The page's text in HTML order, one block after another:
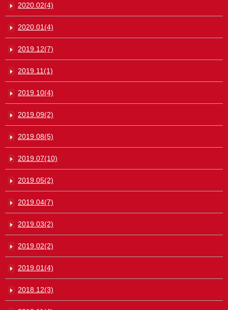
2020.02(4)
2020.01(4)
2019.12(7)
2019.11(1)
2019.10(4)
2019.09(2)
2019.08(5)
2019.07(10)
2019.05(2)
2019.04(7)
2019.03(2)
2019.02(2)
2019.01(4)
2018.12(3)